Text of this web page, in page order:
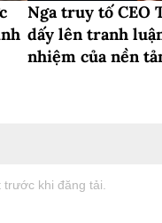
Nga truy tố CEO
dấy lên tranh
nhiệm của nền